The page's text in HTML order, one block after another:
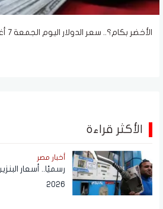
الأخضر بكام؟.. سعر الدولار اليوم الجمعة 7 أغسطس 2026 في البنوك
الأكثر قراءة
أخبار مصر
2026